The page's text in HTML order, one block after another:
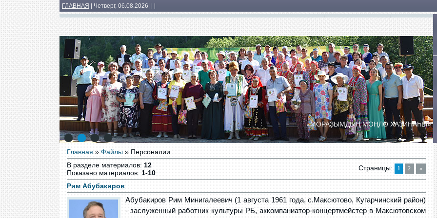
ГЛАВНАЯ | Четверг, 06.08.2026
Медиатека
«МОРАҘЫМДЫҢ МОҢЛО ХАЗИНАҺЫ»
«БӘЙЕМБӘТ УЙЫНДАРЫ»
ПРАЗДНИК ДУХОВОЙ МУЗЫКИ
1 2 3
4
Главная » Файлы » Персоналии
В разделе материалов: 12
Показано материалов: 1-10
Страницы: 1 2 »
Рим Абубакиров
Абубакиров Рим Минигалеевич (1 августа 1961 года, с.Максютово, Кугарчинский район)
- заслуженный работник культуры РБ, аккомпаниатор-концертмейстер в Максютовском